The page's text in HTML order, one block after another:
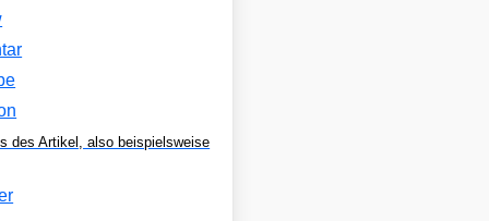
des Artikel, also beispielsweise